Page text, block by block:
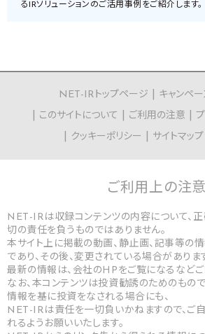
るIRソリューションのご活用事例をご紹介します。
NET-IRトップページ キャンペー
このサイトについて
ご利用の注意
クッキーポリシー
サイトマップ
ご利用上の注意
NET-IRは収録コンテンツの内容について、正
切の責任を負うものではありません。
本サイト上に掲載の動画、静止画、記事等の
であり、その後、変更されている場合がありま
最新の情報は、会社のHPをご覧になるなどご
なお、本コンテンツは投資勧誘のためのもの
情報を基に投資をなされる場合にも、
NET-IRは責任を一切負いかねますので、ご
れるようお願いいたします。